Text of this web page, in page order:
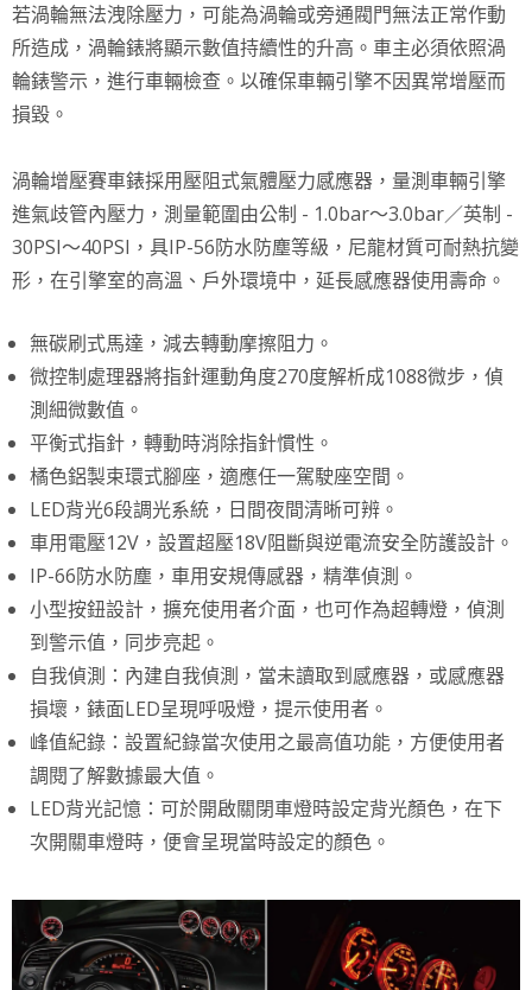
若渦輪無法洩除壓力，可能為渦輪或旁通閥門無法正常作動
所造成，渦輪錶將顯示數值持續性的升高。車主必須依照渦
輪錶警示，進行車輛檢查。以確保車輛引擎不因異常增壓而
損毀。
渦輪增壓賽車錶採用壓阻式氣體壓力感應器，量測車輛引擎
進氣歧管內壓力，測量範圍由公制 - 1.0bar～3.0bar／英制 -
30PSI～40PSI，具IP-56防水防塵等級，尼龍材質可耐熱抗變
形，在引擎室的高溫、戶外環境中，延長感應器使用壽命。
無碳刷式馬達，減去轉動摩擦阻力。
微控制處理器將指針運動角度270度解析成1088微步，偵
測細微數值。
平衡式指針，轉動時消除指針慣性。
橘色鋁製束環式腳座，適應任一駕駛座空間。
LED背光6段調光系統，日間夜間清晰可辨。
車用電壓12V，設置超壓18V阻斷與逆電流安全防護設計。
IP-66防水防塵，車用安規傳感器，精準偵測。
小型按鈕設計，擴充使用者介面，也可作為超轉燈，偵測
到警示值，同步亮起。
自我偵測：內建自我偵測，當未讀取到感應器，或感應器
損壞，錶面LED呈現呼吸燈，提示使用者。
峰值紀錄：設置紀錄當次使用之最高值功能，方便使用者
調閱了解數據最大值。
LED背光記憶：可於開啟關閉車燈時設定背光顏色，在下
次開關車燈時，便會呈現當時設定的顏色。